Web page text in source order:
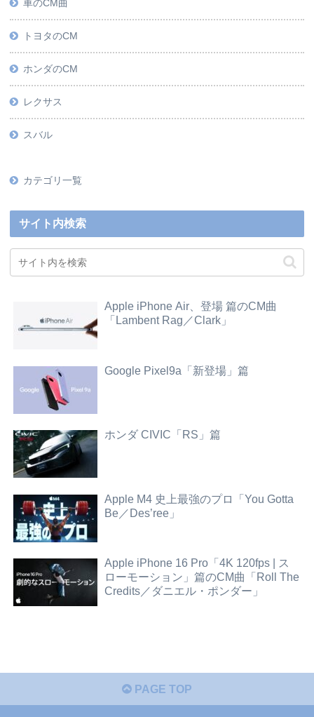
車のCM曲
トヨタのCM
ホンダのCM
レクサス
スバル
カテゴリ一覧
サイト内検索
Apple iPhone Air、登場 篇のCM曲
「Lambent Rag／Clark」
Google Pixel9a「新登場」篇
ホンダ CIVIC「RS」篇
Apple M4 史上最強のプロ「You Gotta
Be／Des’ree」
Apple iPhone 16 Pro「4K 120fps | ス
ローモーション」篇のCM曲「Roll The
Credits／ダニエル・ポンダー」
PAGE TOP